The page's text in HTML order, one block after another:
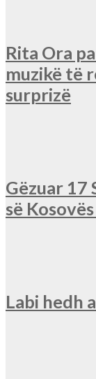
Rita Ora
muzikë të
surprizë
Gëzuar 17
së
Labi hedh